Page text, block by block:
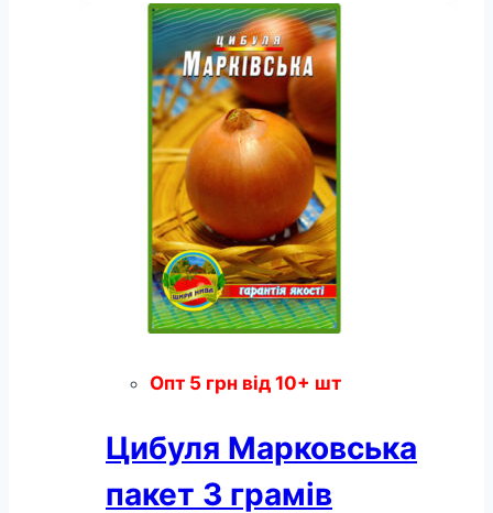
3
грамів
кількість
Опт 5 грн від 10+ шт
Цибуля Марковська
пакет 3 грамів